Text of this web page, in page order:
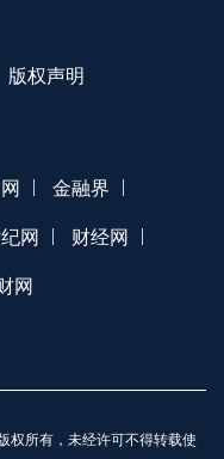
版权声明
| 金融界 |
网 | 财经网 |
网
权所有，未经许可不得转载使